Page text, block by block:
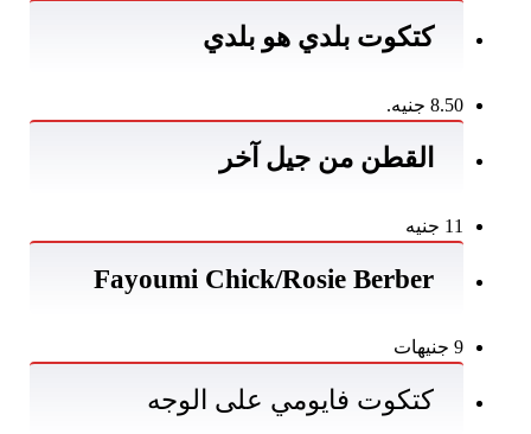
كتكوت بلدي هو بلدي
8.50 جنيه.
القطن من جيل آخر
11 جنيه
Fayoumi Chick/Rosie Berber
9 جنيهات
كتكوت فايومي على الوجه